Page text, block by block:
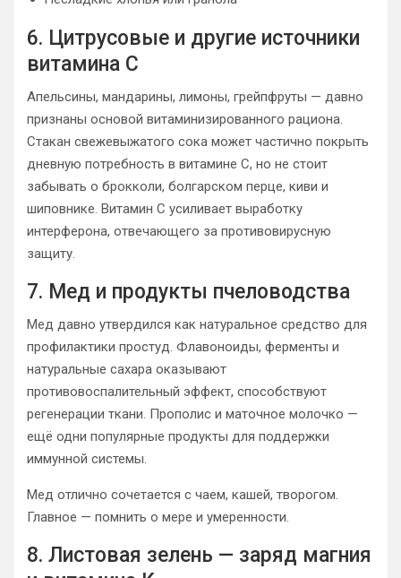
6. Цитрусовые и другие источники
витамина С
Апельсины, мандарины, лимоны, грейпфруты — давно
признаны основой витаминизированного рациона.
Стакан свежевыжатого сока может частично покрыть
дневную потребность в витамине С, но не стоит
забывать о брокколи, болгарском перце, киви и
шиповнике. Витамин C усиливает выработку
интерферона, отвечающего за противовирусную
защиту.
7. Мед и продукты пчеловодства
Мед давно утвердился как натуральное средство для
профилактики простуд. Флавоноиды, ферменты и
натуральные сахара оказывают
противовоспалительный эффект, способствуют
регенерации ткани. Прополис и маточное молочко —
ещё одни популярные продукты для поддержки
иммунной системы.
Мед отлично сочетается с чаем, кашей, творогом.
Главное — помнить о мере и умеренности.
8. Листовая зелень — заряд магния